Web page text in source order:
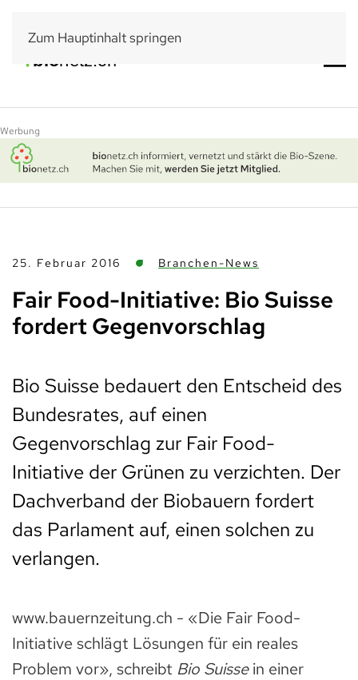
Zum Hauptinhalt springen
Werbung
25. Februar 2016 Branchen-News
Fair Food-Initiative: Bio Suisse
fordert Gegenvorschlag
Bio Suisse bedauert den Entscheid des
Bundesrates, auf einen
Gegenvorschlag zur Fair Food-
Initiative der Grünen zu verzichten. Der
Dachverband der Biobauern fordert
das Parlament auf, einen solchen zu
verlangen.
www.bauernzeitung.ch - «Die Fair Food-
Initiative schlägt Lösungen für ein reales
Problem vor», schreibt Bio Suissein einer